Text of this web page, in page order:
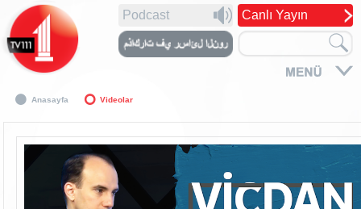
Canlı Yayın
Podcast
Anasayfa Videolar